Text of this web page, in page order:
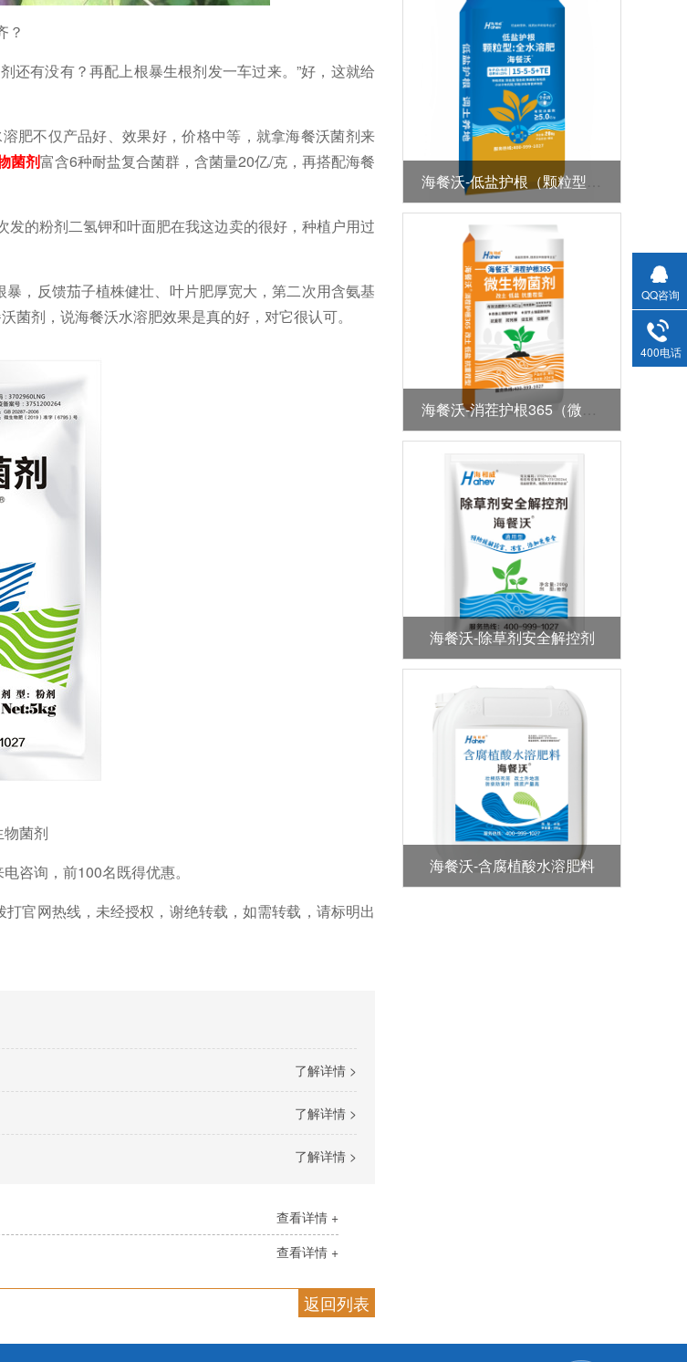
？
还有没有？再配上根暴生根剂发一车过来。 ”好，这就给
溶肥不仅产品好、效果好，价格中等，就拿海餐沃菌剂来
菌剂富含6种耐盐复合菌群，含菌量20亿/克，再搭配海餐
的粉剂二氢钾和叶面肥在我这边卖的很好，种植户用过
暴，反馈茄子植株健壮、叶片肥厚宽大，第二次用含氨基
剂，说海餐沃水溶肥效果是真的好，对它很认可。
菌剂
电咨询，前100名既得优惠。
官网热线，未经授权，谢绝转载，如需转载，请标明出
了解详情 >
了解详情 >
了解详情 >
查看详情 +
查看详情 +
返回列表
海餐沃-低盐护根（颗粒型全水溶肥）
海餐沃-消茬护根365（微生物菌剂）
海餐沃-除草剂安全解控剂
海餐沃-含腐植酸水溶肥料
QQ咨询
400电话